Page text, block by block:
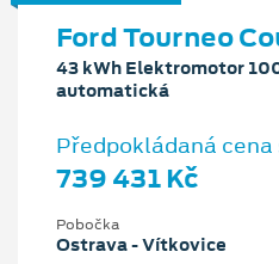
Ford Tourneo
43 kWh Elektromotor
automatická
Předpokládaná cena
739 431 Kč
Pobočka
Ostrava - Vítkovice